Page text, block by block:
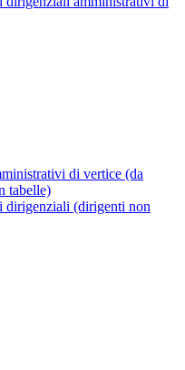
di vertice (da
tabelle)
dirigenziali (dirigenti non